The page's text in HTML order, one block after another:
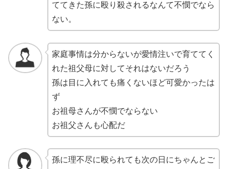
ててきた孫に殴り殺されるなんて不憫でなら
ない。
家庭事情は分からないが愛情注いで育ててく
れた祖父母に対してそれはないだろう
孫は目に入れても痛くないほど可愛かったは
ず
お祖母さんが不憫でならない
お祖父さんも心配だ
孫に理不尽に殴られても次の日にちゃんとご